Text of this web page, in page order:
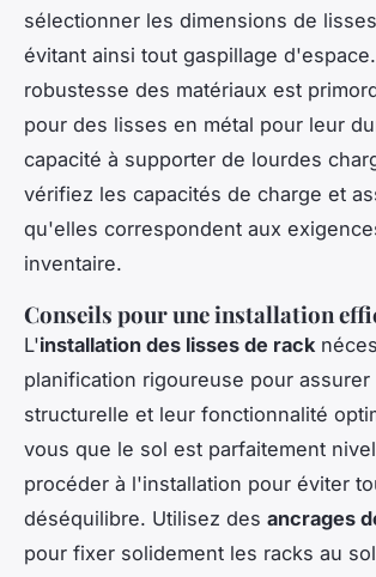
sélectionner les dimensions de
évitant ainsi tout gaspillage
robustesse des matériaux est
pour des lisses en métal pour leur
capacité à supporter de lourdes
vérifiez les capacités de charge et
qu'elles correspondent aux
inventaire.
Conseils pour une installation
L'installation des lisses de rack
planification rigoureuse pour
structurelle et leur fonctionnalité
vous que le sol est parfaitement
procéder à l'installation pour éviter
déséquilibre. Utilisez des ancrages
pour fixer solidement les racks au